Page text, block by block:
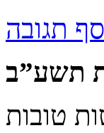
תגובה
תשע”ב
טובות